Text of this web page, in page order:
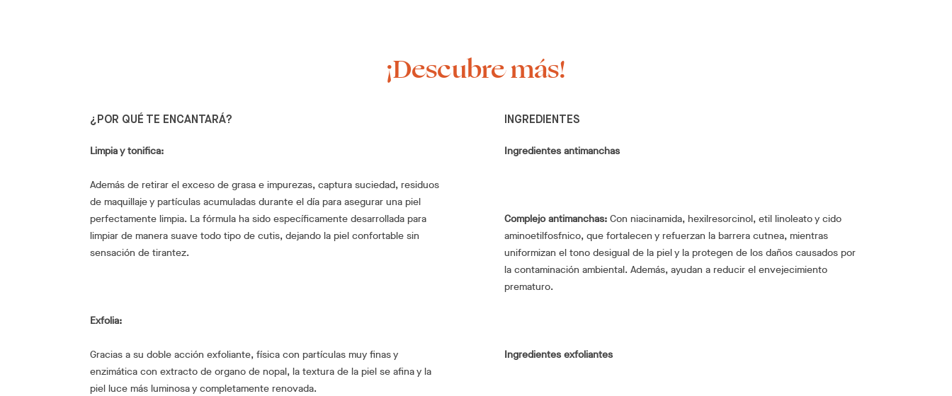
¡Descubre más!
¿POR QUÉ TE ENCANTARÁ?
Limpia y tonifica:
Además de retirar el exceso de grasa e impurezas, captura suciedad, residuos
de maquillaje y partículas acumuladas durante el día para asegurar una piel
perfectamente limpia. La fórmula ha sido específicamente desarrollada para
limpiar de manera suave todo tipo de cutis, dejando la piel confortable sin
sensación de tirantez.
Exfolia:
Gracias a su doble acción exfoliante, física con partículas muy finas y
enzimática con extracto de organo de nopal, la textura de la piel se afina y la
piel luce más luminosa y completamente renovada.
INGREDIENTES
Ingredientes antimanchas
Complejo antimanchas: Con niacinamida, hexilresorcinol, etil linoleato y cido
aminoetilfosfnico, que fortalecen y refuerzan la barrera cutnea, mientras
uniformizan el tono desigual de la piel y la protegen de los daños causados por
la contaminación ambiental. Además, ayudan a reducir el envejecimiento
prematuro.
Ingredientes exfoliantes